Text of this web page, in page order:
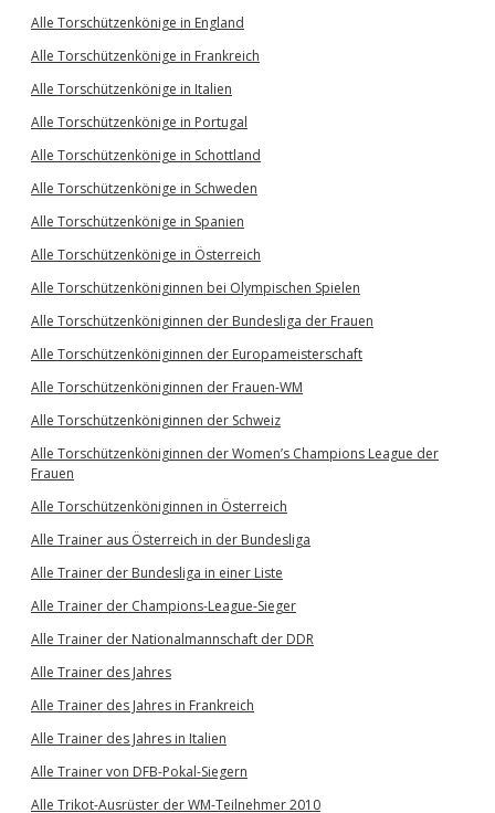
Alle Torschützenkönige in England
Alle Torschützenkönige in Frankreich
Alle Torschützenkönige in Italien
Alle Torschützenkönige in Portugal
Alle Torschützenkönige in Schottland
Alle Torschützenkönige in Schweden
Alle Torschützenkönige in Spanien
Alle Torschützenkönige in Österreich
Alle Torschützenköniginnen bei Olympischen Spielen
Alle Torschützenköniginnen der Bundesliga der Frauen
Alle Torschützenköniginnen der Europameisterschaft
Alle Torschützenköniginnen der Frauen-WM
Alle Torschützenköniginnen der Schweiz
Alle Torschützenköniginnen der Women’s Champions League der
Frauen
Alle Torschützenköniginnen in Österreich
Alle Trainer aus Österreich in der Bundesliga
Alle Trainer der Bundesliga in einer Liste
Alle Trainer der Champions-League-Sieger
Alle Trainer der Nationalmannschaft der DDR
Alle Trainer des Jahres
Alle Trainer des Jahres in Frankreich
Alle Trainer des Jahres in Italien
Alle Trainer von DFB-Pokal-Siegern
Alle Trikot-Ausrüster der WM-Teilnehmer 2010